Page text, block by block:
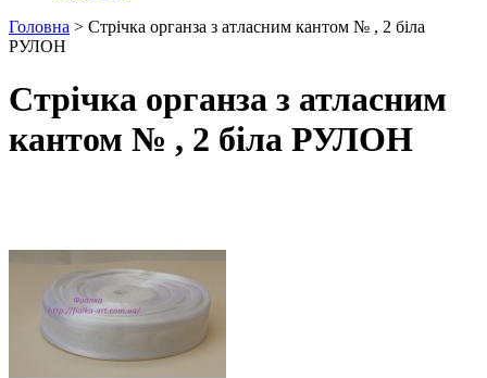
Головна > Стрічка органза з атласним кантом № , 2 біла
РУЛОН
Стрічка органза з атласним
кантом № , 2 біла РУЛОН